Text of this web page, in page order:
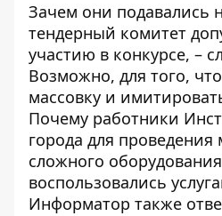
Зачем они подавались
тендерный комитет
участию в конкурсе, –
Возможно, для того,
массовку и
Почему работники
города для
сложного
воспользовались
Информатор также